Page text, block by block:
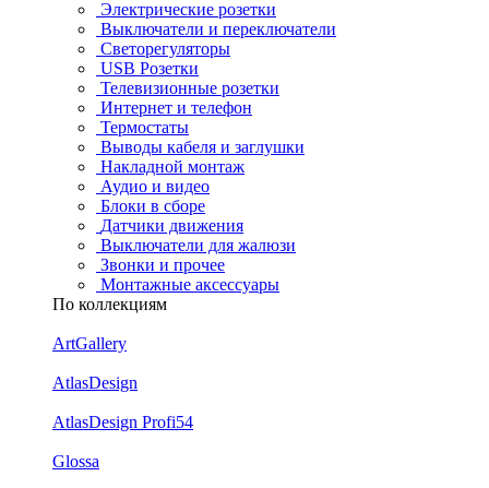
Электрические розетки
Выключатели и переключатели
Светорегуляторы
USB Розетки
Телевизионные розетки
Интернет и телефон
Термостаты
Выводы кабеля и заглушки
Накладной монтаж
Аудио и видео
Блоки в сборе
Датчики движения
Выключатели для жалюзи
Звонки и прочее
Монтажные аксессуары
По коллекциям
ArtGallery
AtlasDesign
AtlasDesign Profi54
Glossa